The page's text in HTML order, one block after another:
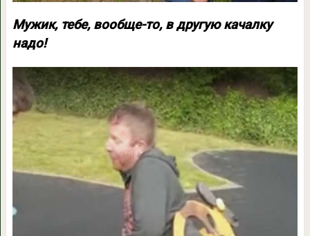
Мужик, тебе, вообще-то, в другую качалку
надо!